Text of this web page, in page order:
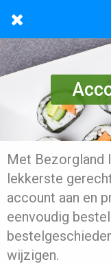
Met Bezorgland
lekkerste
account aan en
eenvoudig
wijzigen.